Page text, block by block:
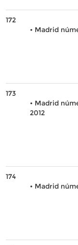
172
• Madrid
173
• Madrid
2012
174
• Madrid